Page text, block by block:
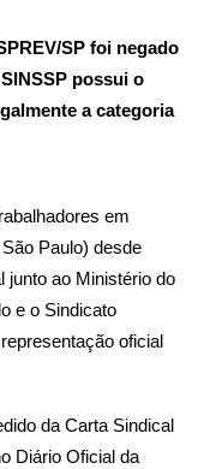
SP foi negado
possui o
a categoria
em
Paulo) desde
junto ao Ministério do
e o Sindicato
oficial
da Carta Sindical
Diário Oficial da